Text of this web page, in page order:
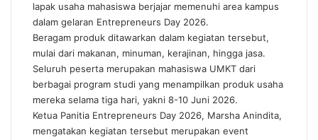
lapak usaha mahasiswa berjajar memenuhi area kampus
dalam gelaran Entrepreneurs Day 2026.
Beragam produk ditawarkan dalam kegiatan tersebut,
mulai dari makanan, minuman, kerajinan, hingga jasa.
Seluruh peserta merupakan mahasiswa UMKT dari
berbagai program studi yang menampilkan produk usaha
mereka selama tiga hari, yakni 8-10 Juni 2026.
Ketua Panitia Entrepreneurs Day 2026, Marsha Anindita,
mengatakan kegiatan tersebut merupakan event